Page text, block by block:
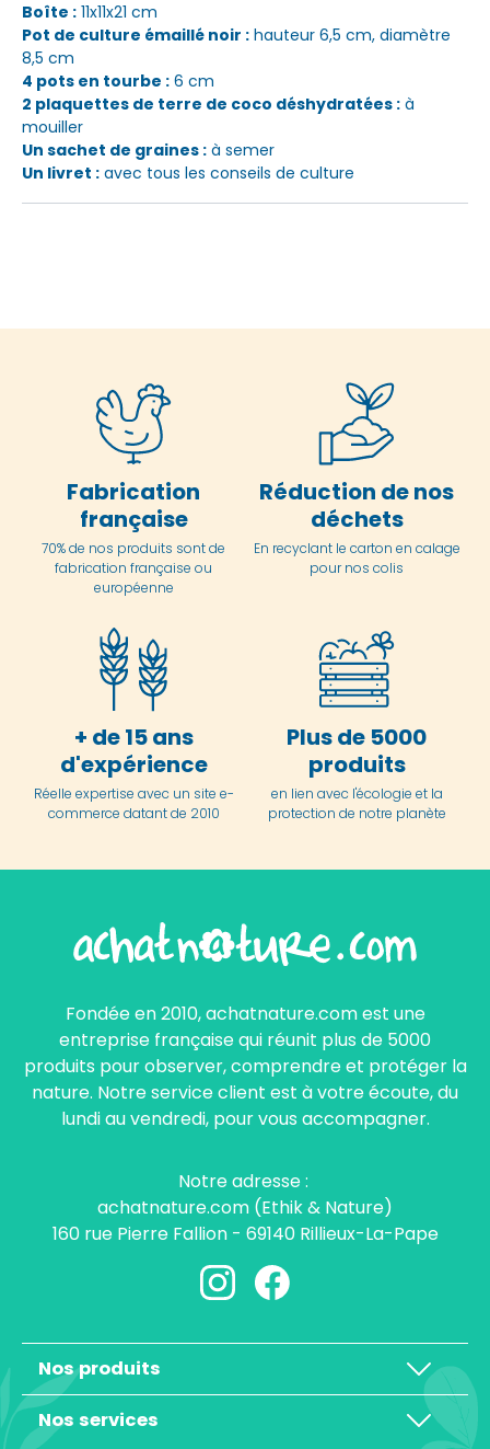
Boîte : 11x11x21 cm
Pot de culture émaillé noir : hauteur 6,5 cm, diamètre
8,5 cm
4 pots en tourbe : 6 cm
2 plaquettes de terre de coco déshydratées : à
mouiller
Un sachet de graines : à semer
Un livret : avec tous les conseils de culture
Fabrication
française
70% de nos produits sont de
fabrication française ou
européenne
Réduction de nos
déchets
En recyclant le carton en calage
pour nos colis
+ de 15 ans
d'expérience
Réelle expertise avec un site e-
commerce datant de 2010
Plus de 5000
produits
en lien avec l'écologie et la
protection de notre planète
Fondée en 2010, achatnature.com est une
entreprise française qui réunit plus de 5000
produits pour observer, comprendre et protéger la
nature. Notre service client est à votre écoute, du
lundi au vendredi, pour vous accompagner.
Notre adresse :
achatnature.com (Ethik & Nature)
160 rue Pierre Fallion - 69140 Rillieux-La-Pape
Nos produits
Nos services